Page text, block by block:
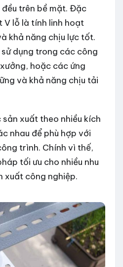
trên bề mặt. Đặc
V lỗ là tính linh hoạt
khả năng chịu lực tốt.
dụng trong các công
hoặc các ứng
và khả năng chịu tải
xuất theo nhiều kích
nhau để phù hợp với
trình. Chính vì thế,
tối ưu cho nhiều nhu
xuất công nghiệp.